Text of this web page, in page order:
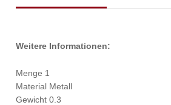
Weitere Informationen:
Menge 1
Material Metall
Gewicht 0.3